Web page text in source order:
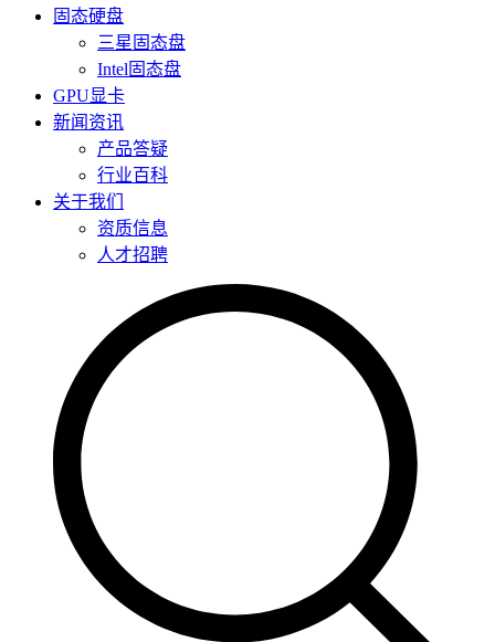
固态硬盘
三星固态盘
Intel固态盘
GPU显卡
新闻资讯
产品答疑
行业百科
关于我们
资质信息
人才招聘